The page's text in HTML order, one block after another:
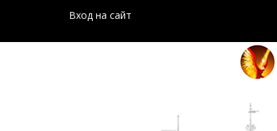
Вход на сайт